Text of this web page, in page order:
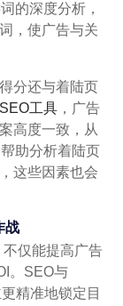
的深度分析，
，使广告与关
分还与着陆页
SEO工具 ，广告
高度一致，从
助分析着陆页
这些因素也会
战
仅能提高广告
。SEO与
精准地锁定目